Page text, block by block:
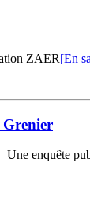
ZAER[En
Grenier
enquête